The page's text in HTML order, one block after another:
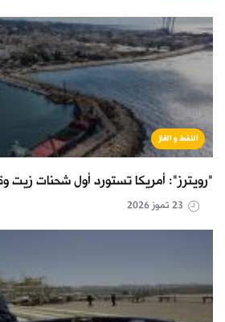
النفط و الغاز
"رويترز": أمريكا تستورد أول شحنات زيت